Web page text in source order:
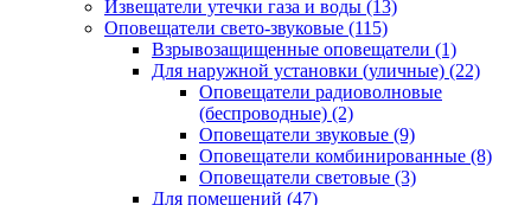
Извещатели утечки газа и воды (13)
Оповещатели свето-звуковые (115)
Взрывозащищенные оповещатели (1)
Для наружной установки (уличные) (22)
Оповещатели радиоволновые
(беспроводные) (2)
Оповещатели звуковые (9)
Оповещатели комбинированные (8)
Оповещатели световые (3)
Для помещений (47)